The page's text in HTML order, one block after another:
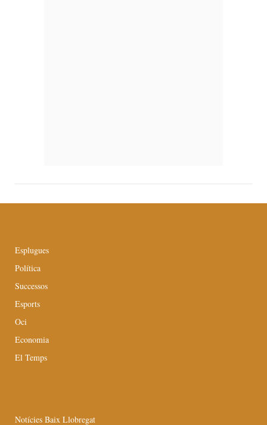
Esplugues
Política
Successos
Esports
Oci
Economia
El Temps
Notícies Baix Llobregat